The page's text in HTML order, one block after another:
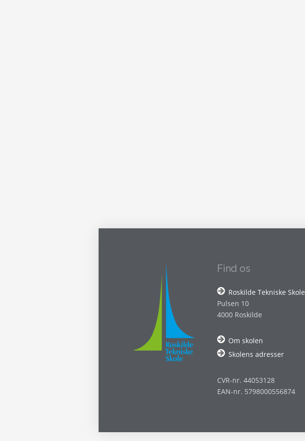
Find os
Roskilde Tekniske Skole
Pulsen 10
4000 Roskilde
Om skolen
Skolens adresser
CVR-nr. 44053128
EAN-nr. 5798000556874